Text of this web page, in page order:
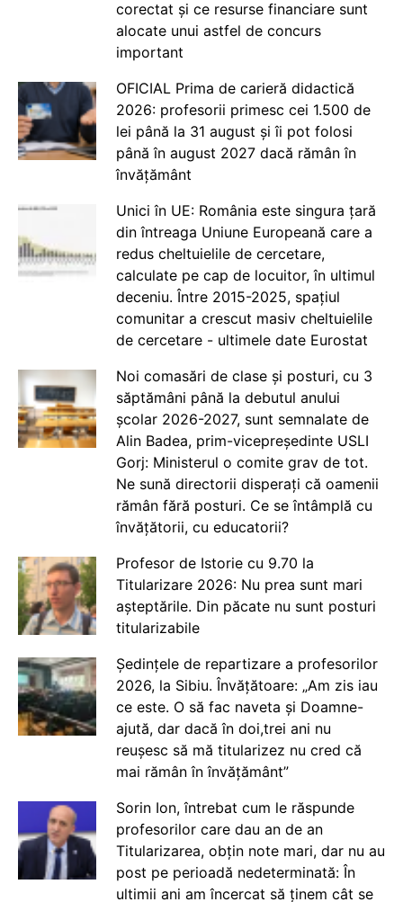
corectat și ce resurse financiare sunt
alocate unui astfel de concurs
important
OFICIAL Prima de carieră didactică
2026: profesorii primesc cei 1.500 de
lei până la 31 august și îi pot folosi
până în august 2027 dacă rămân în
învățământ
Unici în UE: România este singura țară
din întreaga Uniune Europeană care a
redus cheltuielile de cercetare,
calculate pe cap de locuitor, în ultimul
deceniu. Între 2015-2025, spațiul
comunitar a crescut masiv cheltuielile
de cercetare - ultimele date Eurostat
Noi comasări de clase și posturi, cu 3
săptămâni până la debutul anului
școlar 2026-2027, sunt semnalate de
Alin Badea, prim-vicepreședinte USLI
Gorj: Ministerul o comite grav de tot.
Ne sună directorii disperați că oamenii
rămân fără posturi. Ce se întâmplă cu
învățătorii, cu educatorii?
Profesor de Istorie cu 9.70 la
Titularizare 2026: Nu prea sunt mari
așteptările. Din păcate nu sunt posturi
titularizabile
Ședințele de repartizare a profesorilor
2026, la Sibiu. Învățătoare: „Am zis iau
ce este. O să fac naveta și Doamne-
ajută, dar dacă în doi,trei ani nu
reușesc să mă titularizez nu cred că
mai rămân în învățământ”
Sorin Ion, întrebat cum le răspunde
profesorilor care dau an de an
Titularizarea, obțin note mari, dar nu au
post pe perioadă nedeterminată: În
ultimii ani am încercat să ținem cât se